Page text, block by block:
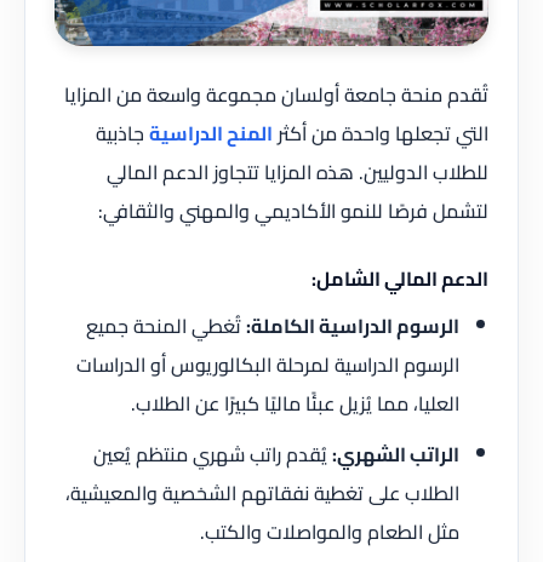
تُقدم منحة جامعة أولسان مجموعة واسعة من المزايا
التي تجعلها واحدة من أكثر المنح الدراسيةجاذبية
للطلاب الدوليين. هذه المزايا تتجاوز الدعم المالي
لتشمل فرصًا للنمو الأكاديمي والمهني والثقافي:
الدعم المالي الشامل:
الرسوم الدراسية الكاملة:تُغطي المنحة جميع
الرسوم الدراسية لمرحلة البكالوريوس أو الدراسات
العليا، مما يُزيل عبئًا ماليًا كبيرًا عن الطلاب.
الراتب الشهري:يُقدم راتب شهري منتظم يُعين
الطلاب على تغطية نفقاتهم الشخصية والمعيشية،
مثل الطعام والمواصلات والكتب.